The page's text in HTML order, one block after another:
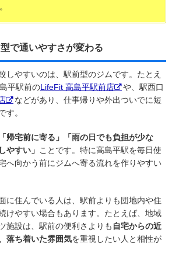
で通いやすさが変わる
しやすいのは、駅前型のジムです。たとえ
平駅前のLifeFit 高島平駅前店
や、駅西口
などがあり、仕事帰りや外出ついでに短
す。
「帰宅前に寄る」「雨の日でも負担が少な
やすい」 ことです。特に高島平駅を毎日使
へ向かう前にジムへ寄る流れを作りやすい
に住んでいる人は、駅前よりも団地内や住
けやすい場合もあります。たとえば、地域
施設は、駅前の便利さよりも 自宅からの近
落ち着いた雰囲気を重視したい人と相性が